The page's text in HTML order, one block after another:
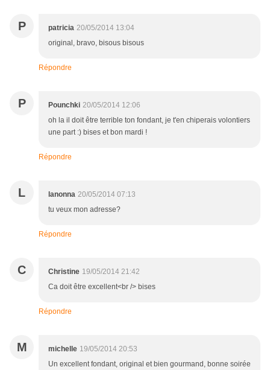
P patricia 20/05/2014 13:04
original, bravo, bisous bisous
Répondre
P Pounchki 20/05/2014 12:06
oh la il doit être terrible ton fondant, je t'en chiperais volontiers
une part :) bises et bon mardi !
Répondre
L lanonna 20/05/2014 07:13
tu veux mon adresse?
Répondre
C Christine 19/05/2014 21:42
Ca doit être excellent<br /> bises
Répondre
M michelle 19/05/2014 20:53
Un excellent fondant, original et bien gourmand, bonne soirée